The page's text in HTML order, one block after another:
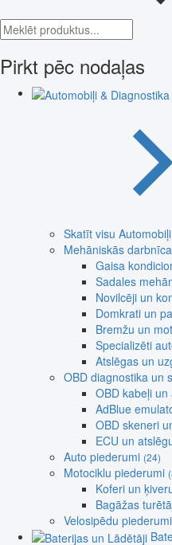
Pirkt pēc nodaļas
Skatīt visu
Mehāniskās
Gaisa
Sadales
Novilcēji un
Domkrati un
Bremžu un
Specializēti
Atslēgas un
OBD diagnostika un
OBD kabeļi
AdBlue
OBD skeneri
ECU un
Auto piederumi (24)
Motociklu piederumi
Koferi un
Bagāžas
Velosipēdu piederumi